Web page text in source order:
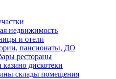
недвижимость
и отели
пансионаты, ДО
рестораны
дискотеки
склады помещения